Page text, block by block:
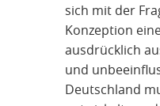
sich mit der
Konzeption
ausdrücklich
und
Deutschland